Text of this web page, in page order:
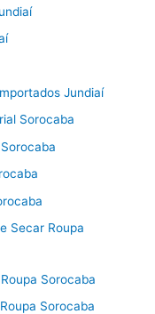
Jundiaí
Sorocaba
Secar Roupa
Sorocaba
Sorocaba